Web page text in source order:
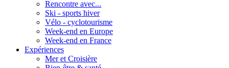
Rencontre avec...
Ski - sports hiver
Vélo - cyclotourisme
Week-end en Europe
Week-end en France
Expériences
Mer et Croisière